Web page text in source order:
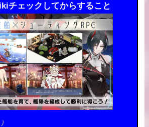
チェックしてからすること